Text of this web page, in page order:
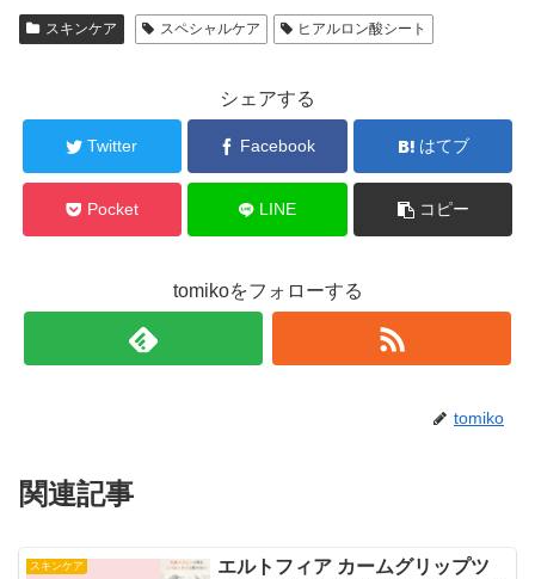
スキンケア スペシャルケア ヒアルロン酸シート
シェアする
Twitter Facebook はてブ
Pocket LINE コピー
tomikoをフォローする
tomiko
関連記事
スキンケア
エルトフィア カームグリップツ